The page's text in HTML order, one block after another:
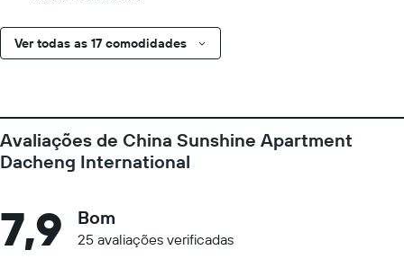
Ver todas as 17 comodidades
Avaliações de China Sunshine Apartment
Dacheng International
7,9 Bom
25 avaliações verificadas